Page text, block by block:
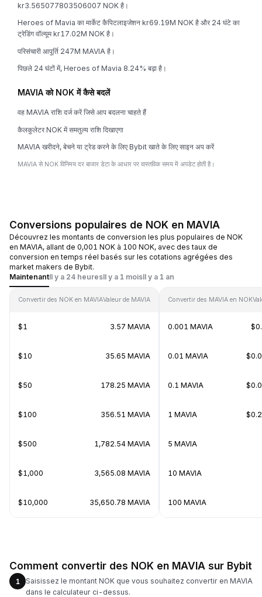
kr3.565077803506007 NOK है।
Heroes of Mavia का मार्केट कैपिटलाइजेशन kr69.19M NOK है और 24 घंटे का
ट्रेडिंग वॉल्यूम kr17.02M NOK है।
परिसंचारी आपूर्ति 247M MAVIA है।
पिछले 24 घंटों में, Heroes of Mavia 8.24% बढ़ा है।
MAVIA को NOK में कैसे बदलें
वह MAVIA राशि दर्ज करें जिसे आप बदलना चाहते हैं
कैलकुलेटर NOK में समतुल्य राशि दिखाएगा
MAVIA खरीदने, बेचने या ट्रेड करने के लिए Bybit खाते के लिए साइन अप करें
MAVIA से NOK विनिमय दर बाजार डेटा के आधार पर वास्तविक समय में अपडेट होती है।
Conversions populaires de NOK en MAVIA
Découvrez les montants de conversion les plus populaires de NOK
en MAVIA, allant de 0,001 NOK à 100 NOK, avec des taux de
conversion en temps réel basés sur les cotations agrégées des
market makers de Bybit.
MaintenantIl y a 24 heuresIl y a 1 moisIl y a 1 an
Convertir des NOK en MAVIAValeur de MAVIA
$1 3.57 MAVIA
$10 35.65 MAVIA
$50 178.25 MAVIA
$100 356.51 MAVIA
$500 1,782.54 MAVIA
$1,000 3,565.08 MAVIA
$10,000 35,650.78 MAVIA
Convertir des MAVIA en NOK
0.001 MAVIA
0.01 MAVIA
0.1 MAVIA
1 MAVIA
5 MAVIA
10 MAVIA
100 MAVIA
Comment convertir des NOK en MAVIA sur Bybit
1
Saisissez le montant NOK que vous souhaitez convertir en MAVIA
dans le calculateur ci-dessus.